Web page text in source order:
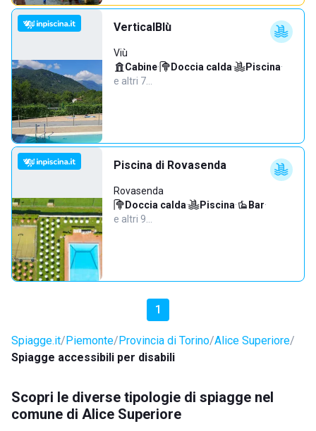
VerticalBlù
Viù
Cabine· Doccia calda· Piscina·
e altri 7…
Piscina di Rovasenda
Rovasenda
Doccia calda· Piscina· Bar·
e altri 9…
1
Spiagge.it Piemonte Provincia di Torino Alice Superiore
Spiagge accessibili per disabili
Scopri le diverse tipologie di spiagge nel
comune di Alice Superiore